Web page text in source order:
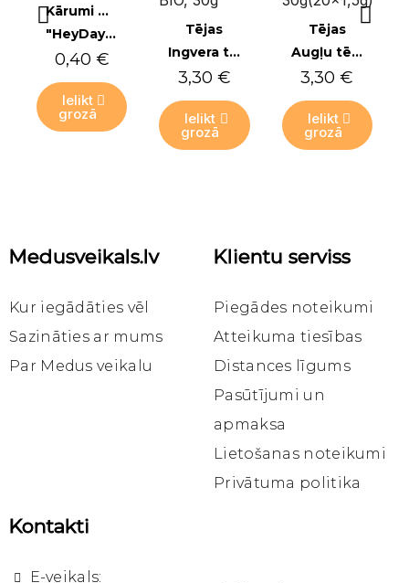
Ātrais skats
Kārumi medū
"HeyDay" medus ar krūmcidonijām, 15g
0,40 €
Ielikt
grozā
Ātrais skats
Tējas
Ingvera tēja ar citronu un piparmētru BIO, 30g
3,30 €
Ielikt
grozā
Ātrais skats
Tējas
Augļu tēja ar upenēm un smiltsērkšķiem BIO, 30g (20x1,5g)
3,30 €
Ielikt
grozā
Ingvera tēja ar smiltsērkšķiem BIO, 40g (20x2g)
3,30 €
Ielikt
Ingvera tēja ar apelsīniem BIO, 30g (20x1.5)
3,30 €
Ielikt
Tēju asorti (4veidi) BIO, 20x1,5g
3,30 €
Ielikt
Medusveikals.lv
Kur iegādāties vēl
Sazināties ar mums
Par Medus veikalu
Klientu serviss
Piegādes noteikumi
Atteikuma tiesības
Distances līgums
Pasūtījumi un
apmaksa
Lietošanas noteikumi
Privātuma politika
Kontakti
E-veikals: